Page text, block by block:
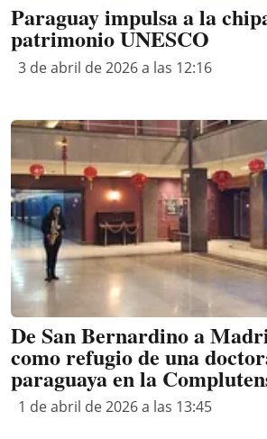
Paraguay impulsa a la
patrimonio UNESCO
3 de abril de 2026 a las 12:16
De San Bernardino a
como refugio de una
paraguaya en la
1 de abril de 2026 a las 13:45